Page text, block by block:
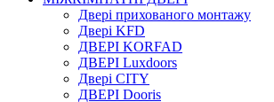
Двері прихованого монтажу
Двері KFD
ДВЕРІ KORFAD
ДВЕРІ Luxdoors
Двері CITY
ДВЕРІ Dooris